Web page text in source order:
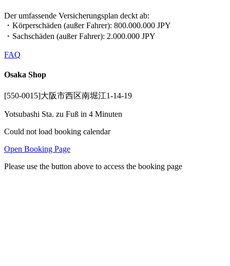
Der umfassende Versicherungsplan deckt ab:
・Körperschäden (außer Fahrer): 800.000.000 JPY
・Sachschäden (außer Fahrer): 2.000.000 JPY
FAQ
Osaka Shop
[550-0015]大阪市西区南堀江1-14-19
Yotsubashi Sta. zu Fuß in 4 Minuten
Could not load booking calendar
Open Booking Page
Please use the button above to access the booking page